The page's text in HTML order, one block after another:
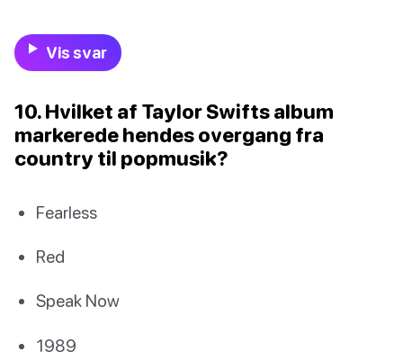
Vis svar
10. Hvilket af Taylor Swifts album
markerede hendes overgang fra
country til popmusik?
Fearless
Red
Speak Now
1989